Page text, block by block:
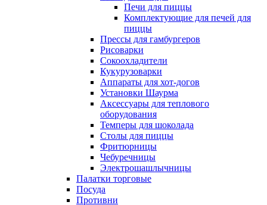
Печи для пиццы
Комплектующие для печей для
пиццы
Прессы для гамбургеров
Рисоварки
Сокоохладители
Кукурузоварки
Аппараты для хот-догов
Установки Шаурма
Аксессуары для теплового
оборудования
Темперы для шоколада
Столы для пиццы
Фритюрницы
Чебуречницы
Электрошашлычницы
Палатки торговые
Посуда
Противни